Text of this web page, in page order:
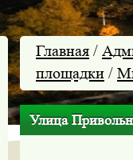
Главная /
площадки /
Улица